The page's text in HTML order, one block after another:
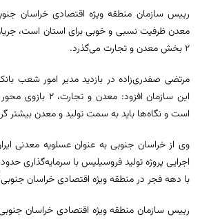
رییس سازمان منطقه ویژه اقتصادی خراسان
معدن ظرفیت نسبی و خوبی برای استان است،
۲ بخش معدن و تجارت می‌گذرد.
مرتضی صفدری‌زاده در بازدید مدیر امور شعب
این سازمان افزود:
است و نگاه‌ها باید به سمت تولید و معدن بیشتر
وی از خراسان جنوبی به عنوان عسلویه معدنی
با دهه فجر در منطقه ویژه اقتصادی خراسان
رییس سازمان منطقه ویژه اقتصادی خراسان